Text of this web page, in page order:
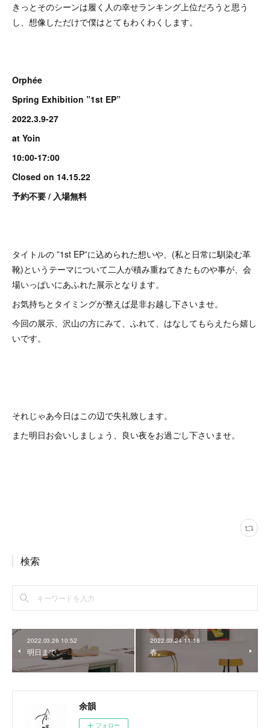
きっとそのシーンは履く人の幸せランキング上位だろうと思う
し、想像しただけで僕はとてもわくわくします。
Orphée
Spring Exhibition ”1st EP”
2022.3.9-27
at Yoin
10:00-17:00
Closed on 14.15.22
予約不要 / 入場無料
タイトルの ”1st EP”に込められた想いや、(私と日常に馴染む革
靴)というテーマについて二人が積み重ねてきたものや事が、会
場いっぱいにあふれた展示となります。
お気持ちとタイミングが整えば是非お越し下さいませ。
今回の展示、沢山の方にみて、ふれて、はなしてもらえたら嬉し
いです。
それじゃあ今日はこの辺で失礼致します。
また明日お会いしましょう、良い夜をお過ごし下さいませ。
検索
2022.03.26 10:52
明日まで。
2022.03.24 11:18
春。
余韻
フォロー